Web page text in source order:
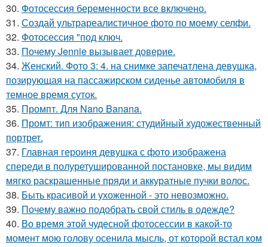
30. Фотосессия беременности все включено.
31. Создай ультрареалистичное фото по моему селфи.
32. Фотосессия "под ключ.
33. Почему Jennie вызывает доверие.
34. Женский. Фото 3: 4. на снимке запечатлена девушка,
позирующая на пассажирском сиденье автомобиля в
темное время суток.
35. Промпт. Для Nano Banana.
36. Промт: тип изображения: студийный художественный
портрет.
37. Главная героиня девушка с фото изображена
спереди в полуретушированной постановке, мы видим
мягко раскрашенные пряди и аккуратные пучки волос.
38. Быть красивой и ухоженной - это невозможно.
39. Почему важно подобрать свой стиль в одежде?
40. Во время этой чудесной фотосессии в какой-то
момент мою голову осенила мысль, от которой встал ком